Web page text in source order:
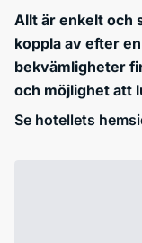
Allt är enkelt och
koppla av efter
bekvämligheter
och möjlighet att
Se hotellets